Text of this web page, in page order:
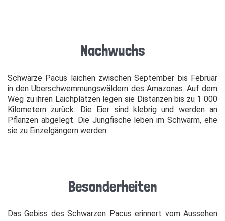
Nachwuchs
Schwarze Pacus laichen zwischen September bis Februar
in den Überschwemmungswäldern des Amazonas. Auf dem
Weg zu ihren Laichplätzen legen sie Distanzen bis zu 1 000
Kilometern zurück. Die Eier sind klebrig und werden an
Pflanzen abgelegt. Die Jungfische leben im Schwarm, ehe
sie zu Einzelgängern werden.
Besonderheiten
Das Gebiss des Schwarzen Pacus erinnert vom Aussehen